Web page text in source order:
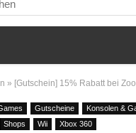
» [Gutschein] 15% Rabatt bei
Gutscheine
Konsolen &
Shops Wii Xbox 360